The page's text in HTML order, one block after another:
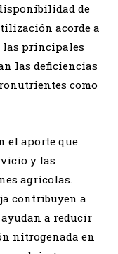
de
acorde a
las principales
las deficiencias
como
el aporte que
y las
agrícolas.
contribuyen a
a reducir
nitrogenada en